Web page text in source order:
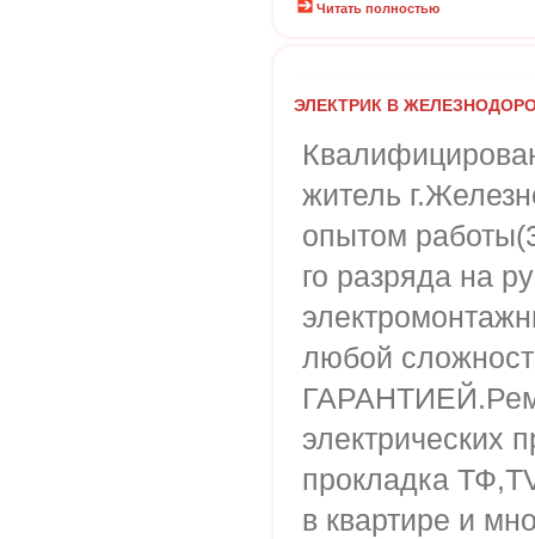
Читать полностью
ЭЛЕКТРИК В
житель
опытом
го разряда на
любой
электрических
прокладка
в квартире и